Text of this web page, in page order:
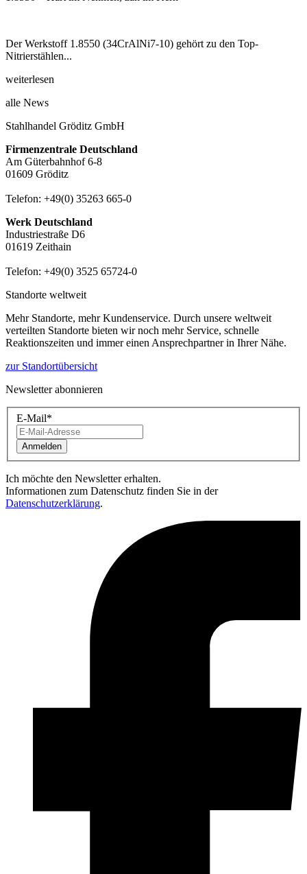
Der Werkstoff 1.8550 (34CrAlNi7-10) gehört zu den Top-
Nitrierstählen...
weiterlesen
alle News
Stahlhandel Gröditz GmbH
Firmenzentrale Deutschland
Am Güterbahnhof 6-8
01609 Gröditz
Telefon: +49(0) 35263 665-0
Werk Deutschland
Industriestraße D6
01619 Zeithain
Telefon: +49(0) 3525 65724-0
Standorte weltweit
Mehr Standorte, mehr Kundenservice. Durch unsere weltweit
verteilten Standorte bieten wir noch mehr Service, schnelle
Reaktionszeiten und immer einen Ansprechpartner in Ihrer Nähe.
zur Standortübersicht
Newsletter abonnieren
E-Mail*
Anmelden
Ich möchte den Newsletter erhalten.
Informationen zum Datenschutz finden Sie in der
Datenschutzerklärung.